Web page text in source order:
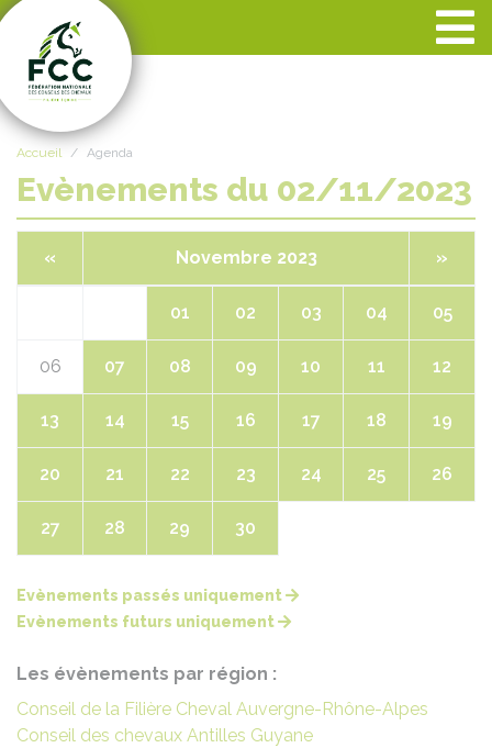
Accueil Agenda
Evènements du 02/11/2023
« Novembre 2023 »
01 02 03 04 05
06 07 08 09 10 11 12
13 14 15 16 17 18 19
20 21 22 23 24 25 26
27 28 29 30
Evènements passés uniquement
Evènements futurs uniquement
Les évènements par région :
Conseil de la Filière Cheval Auvergne-Rhône-Alpes
Conseil des chevaux Antilles Guyane
Panneau de gestion des cookies